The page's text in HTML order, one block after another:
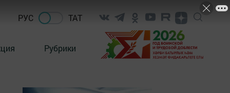
РУС ТАТ
Рубрики